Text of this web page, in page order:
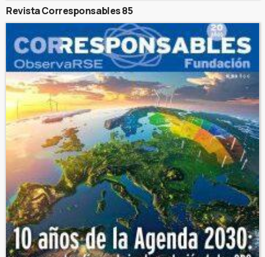
Revista Corresponsables 85